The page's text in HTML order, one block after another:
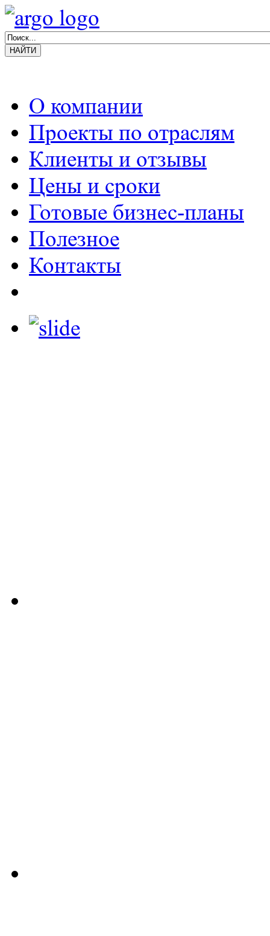
О компании
Проекты по отраслям
Клиенты и отзывы
Цены и сроки
Готовые бизнес-планы
Полезное
Контакты